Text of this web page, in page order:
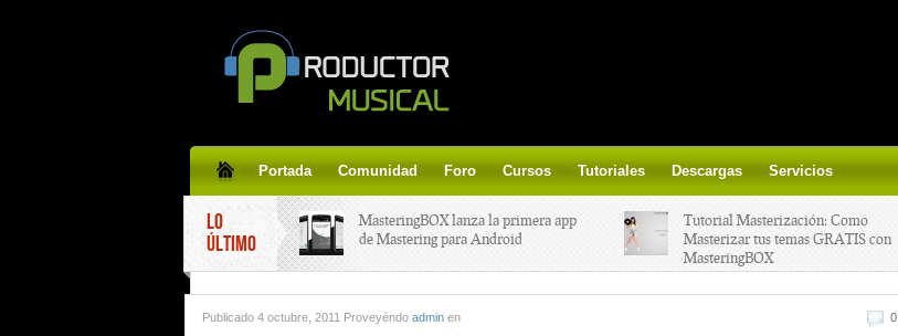
Portada Comunidad Foro Cursos Tutoriales Descargas Servicios
LO
ÚLTIMO
MasteringBOX lanza la primera app
de Mastering para Android
Tutorial Masterización: Como
Masterizar tus temas GRATIS con
MasteringBOX
line gratis!
Yalp crea Fono, Lleva la escena DJ a
0
Publicado 4 octubre, 2011 Proveyéndo admin en